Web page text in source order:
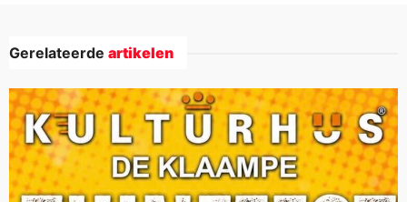
Gerelateerde artikelen